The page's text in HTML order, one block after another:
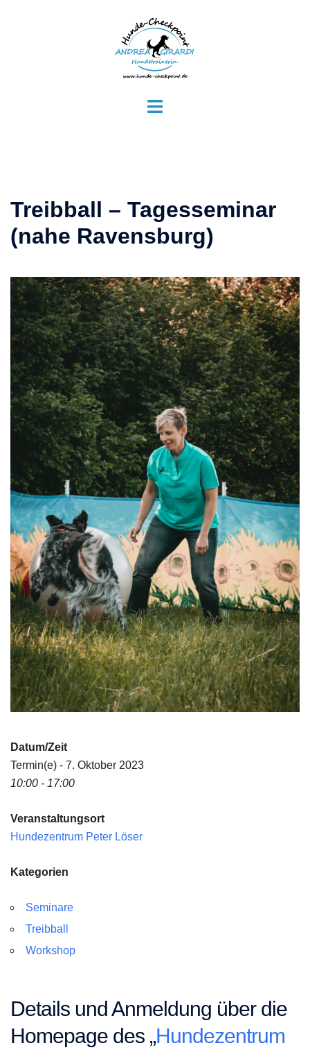
Menü
Treibball – Tagesseminar
(nahe Ravensburg)
Datum/Zeit
Termin(e) - 7. Oktober 2023
10:00 - 17:00
Veranstaltungsort
Hundezentrum Peter Löser
Kategorien
Seminare
Treibball
Workshop
Details und Anmeldung über die
Homepage des „Hundezentrum